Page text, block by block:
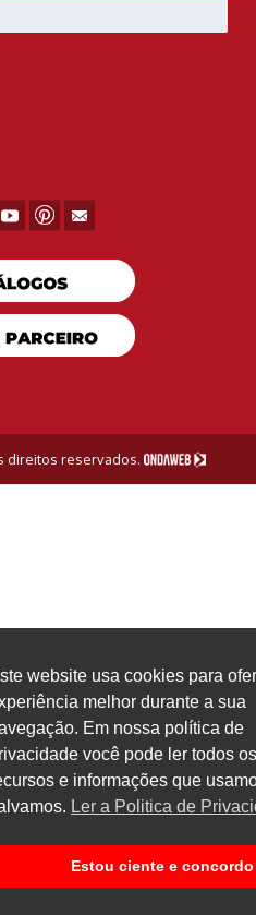
direitos reservados.
website usa cookies para
melhor durante a sua
Em nossa política de
você pode ler todos
e informações que
Ler a Politica de
Estou ciente e concordo